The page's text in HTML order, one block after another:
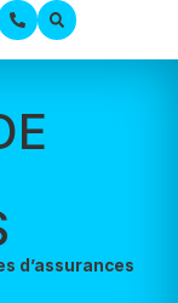
d’assurances